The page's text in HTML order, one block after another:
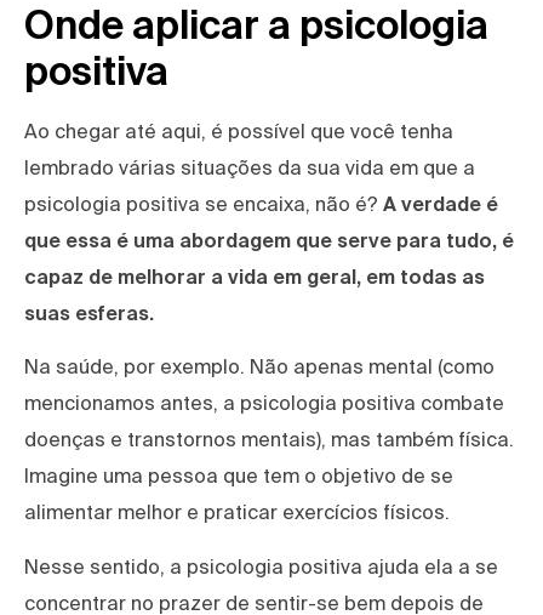
Onde aplicar a psicologia
positiva
Ao chegar até aqui, é possível que você tenha
lembrado várias situações da sua vida em que a
psicologia positiva se encaixa, não é? A verdade é
que essa é uma abordagem que serve para tudo, é
capaz de melhorar a vida em geral, em todas as
suas esferas.
Na saúde, por exemplo. Não apenas mental (como
mencionamos antes, a psicologia positiva combate
doenças e transtornos mentais), mas também física.
Imagine uma pessoa que tem o objetivo de se
alimentar melhor e praticar exercícios físicos.
Nesse sentido, a psicologia positiva ajuda ela a se
concentrar no prazer de sentir-se bem depois de